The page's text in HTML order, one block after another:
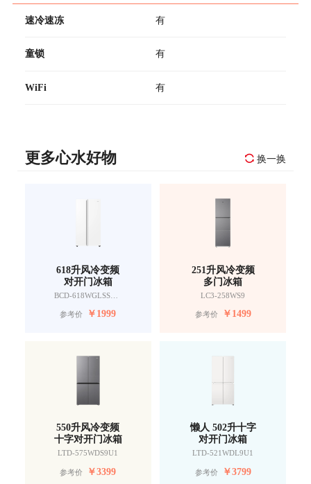
速冷速冻 有
童锁 有
WiFi 有
更多心水好物 换一换
618升风冷变频
对开门冰箱
BCD-618WGLSSEDW9
参考价 ￥1999
251升风冷变频
多门冰箱
LC3-258WS9
参考价 ￥1499
550升风冷变频
十字对开门冰箱
LTD-575WDS9U1
参考价 ￥3399
懒人 502升十字
对开门冰箱
LTD-521WDL9U1
参考价 ￥3799